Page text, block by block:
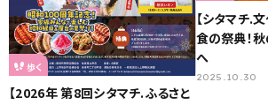
歩く
【2026年 第8回シタマチ.ふるさと
【シタマチ.
食の祭典！
へ
2025.10.30